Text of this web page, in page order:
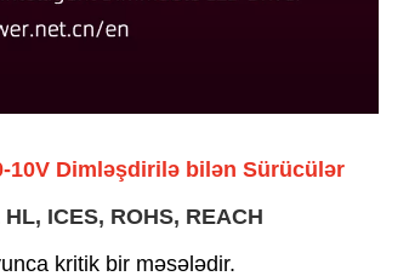
Dimləşdirilə bilən Sürücülər
ICES, ROHS, REACH
kritik bir məsələdir.